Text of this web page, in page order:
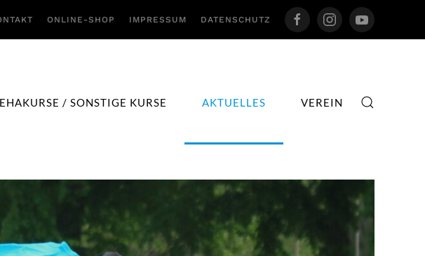
ONLINE-SHOP IMPRESSUM DATENSCHUTZ
/ SONSTIGE KURSE AKTUELLES VEREIN